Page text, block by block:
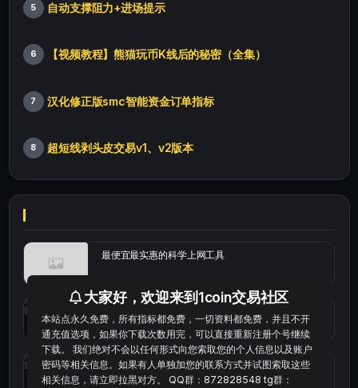
5 自动支撑阻力+进场提示
6 【视频教程】熊猫玩币K线后的秘密（全集）
7 汉化修正版smc智能资金订单指标
8 超短线剥头皮交易v1、v2版本
最便宜最实惠的科学上网工具
okx的短线量化的免费版本
大家好，欢迎来到1coin交易社区
本站点永久免费，所有指标都免费，一切资料都免费，并且不开
通充值选项，如果你下载次数用完，可以直接重新注册个号继续
下载。 我们绝对不会以任何形式向您索取您的个人信息以及账户
密码等相关信息。如果有人单独加您的联系方式并试图索取这些
相关信息，请立即拉黑对方。 QQ群：872828548 tg群：